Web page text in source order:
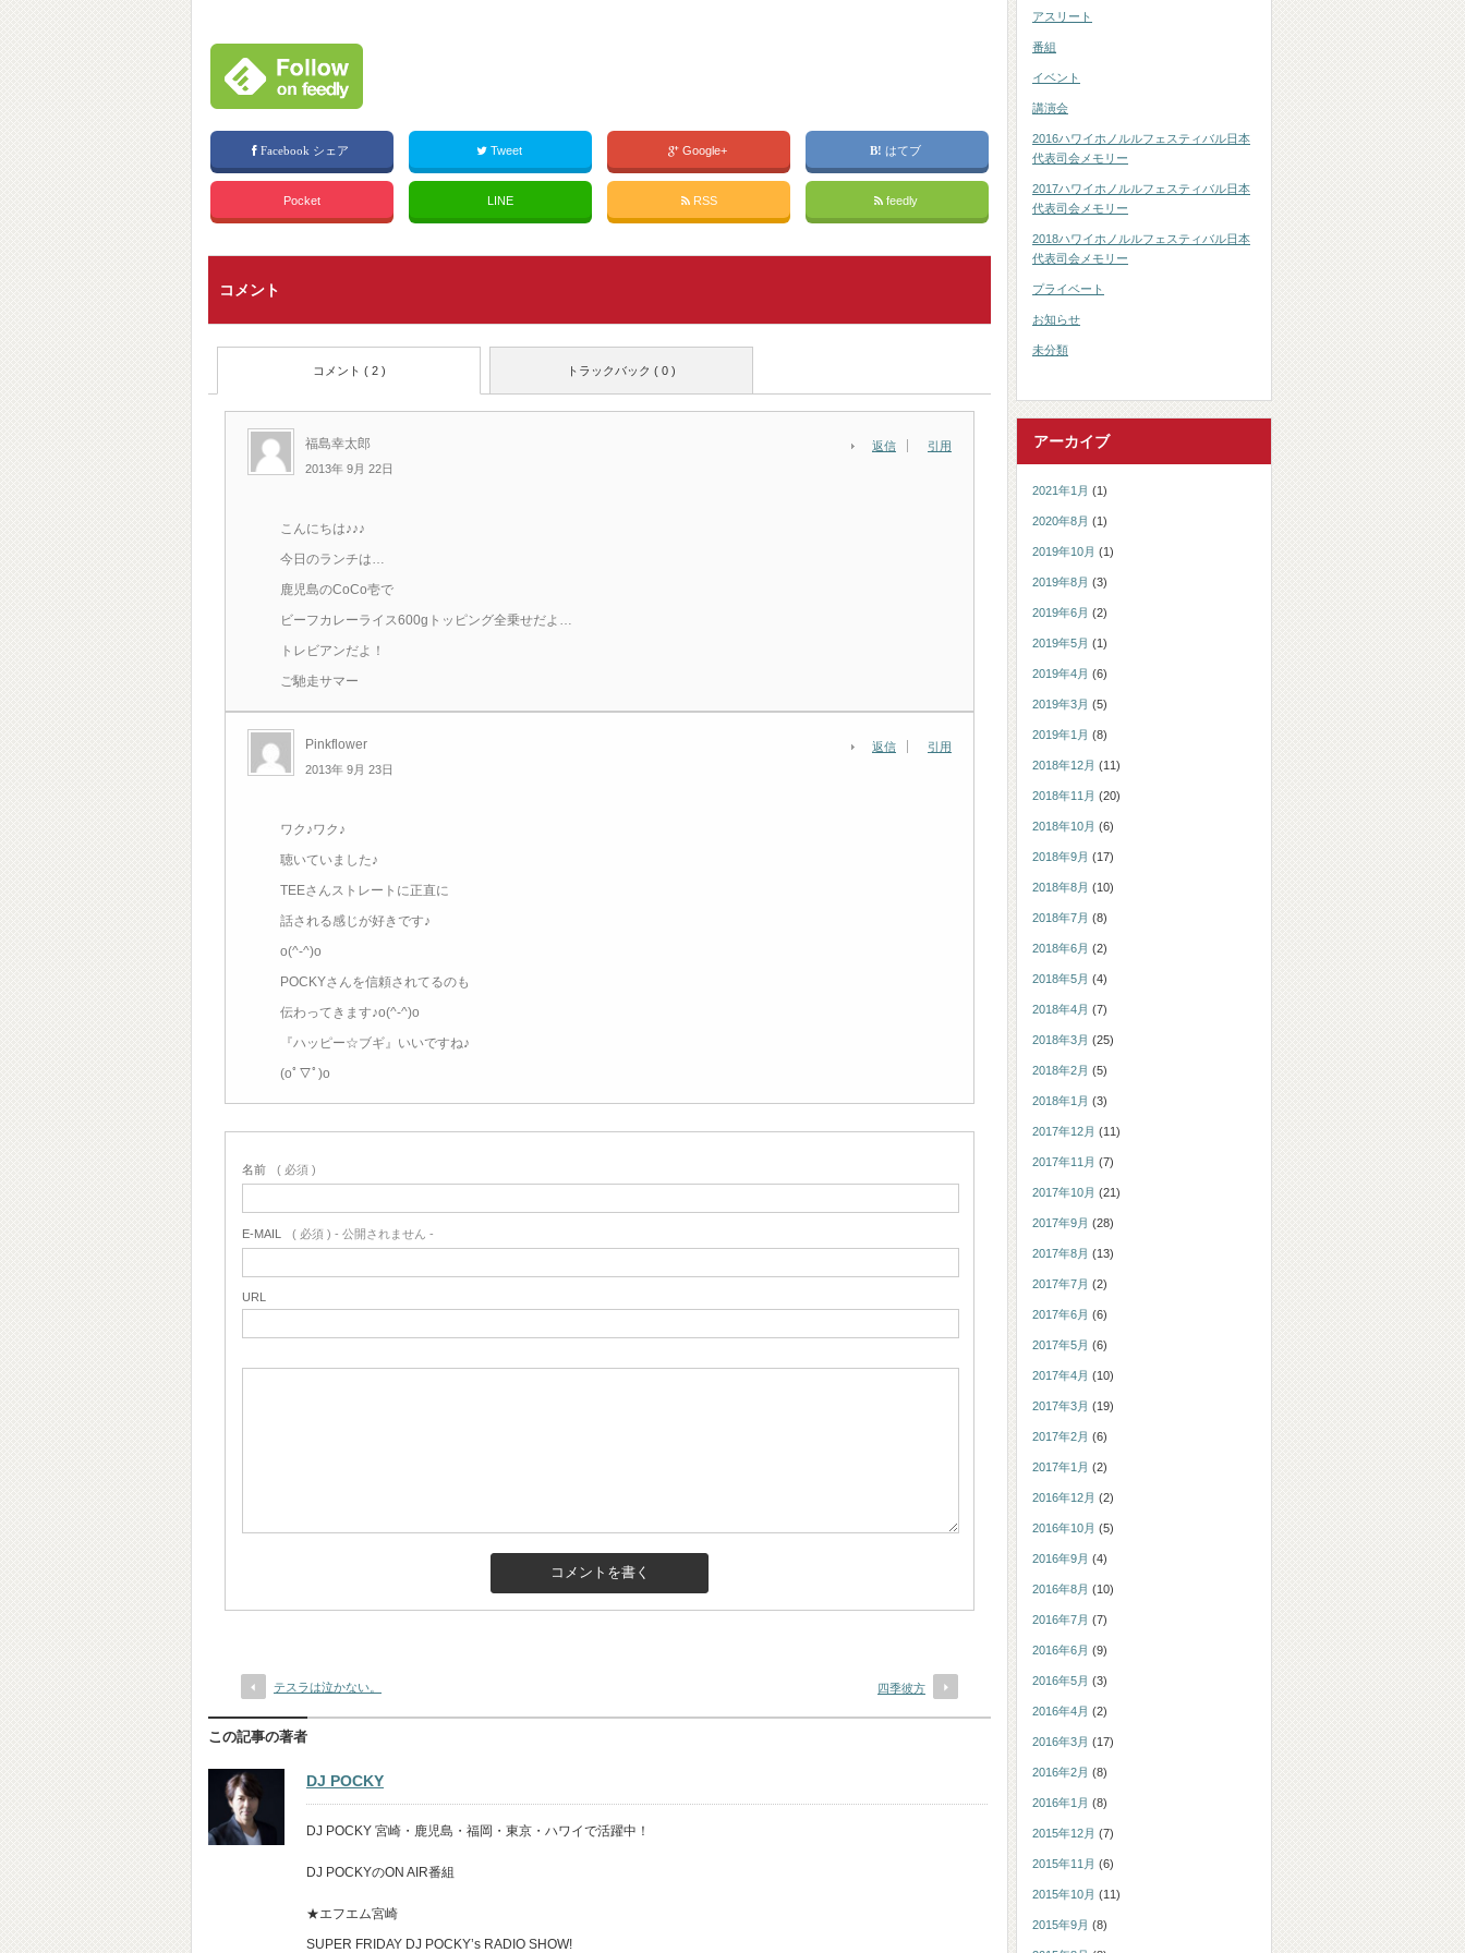
Facebook シェア Tweet Google+ はてブ
Pocket LINE RSS feedly
コメント
トラックバック ( 0 )
コメント ( 2 )
福島幸太郎
2013年 9月 22日
返信 引用
こんにちは♪♪♪
今日のランチは…
鹿児島のCoCo壱で
ビーフカレーライス600gトッピング全乗せだよ…
トレビアンだよ！
ご馳走サマー
Pinkflower
2013年 9月 23日
返信 引用
ワク♪ワク♪
聴いていました♪
TEEさんストレートに正直に
話される感じが好きです♪
o(^-^)o
POCKYさんを信頼されてるのも
伝わってきます♪o(^-^)o
『ハッピー☆ブギ』いいですね♪
(oﾟ▽ﾟ)o
名前 ( 必須 )
E-MAIL ( 必須 ) - 公開されません -
URL
テスラは泣かない。 四季彼方
この記事の著者
DJ POCKY
DJ POCKY 宮崎・鹿児島・福岡・東京・ハワイで活躍中！
DJ POCKYのON AIR番組
★エフエム宮崎
SUPER FRIDAY DJ POCKY’s RADIO SHOW!
アスリート
番組
イベント
講演会
2016ハワイホノルルフェスティバル日本
代表司会メモリー
2017ハワイホノルルフェスティバル日本
代表司会メモリー
2018ハワイホノルルフェスティバル日本
代表司会メモリー
プライベート
お知らせ
未分類
アーカイブ
2021年1月 (1)
2020年8月 (1)
2019年10月 (1)
2019年8月 (3)
2019年6月 (2)
2019年5月 (1)
2019年4月 (6)
2019年3月 (5)
2019年1月 (8)
2018年12月 (11)
2018年11月 (20)
2018年10月 (6)
2018年9月 (17)
2018年8月 (10)
2018年7月 (8)
2018年6月 (2)
2018年5月 (4)
2018年4月 (7)
2018年3月 (25)
2018年2月 (5)
2018年1月 (3)
2017年12月 (11)
2017年11月 (7)
2017年10月 (21)
2017年9月 (28)
2017年8月 (13)
2017年7月 (2)
2017年6月 (6)
2017年5月 (6)
2017年4月 (10)
2017年3月 (19)
2017年2月 (6)
2017年1月 (2)
2016年12月 (2)
2016年10月 (5)
2016年9月 (4)
2016年8月 (10)
2016年7月 (7)
2016年6月 (9)
2016年5月 (3)
2016年4月 (2)
2016年3月 (17)
2016年2月 (8)
2016年1月 (8)
2015年12月 (7)
2015年11月 (6)
2015年10月 (11)
2015年9月 (8)